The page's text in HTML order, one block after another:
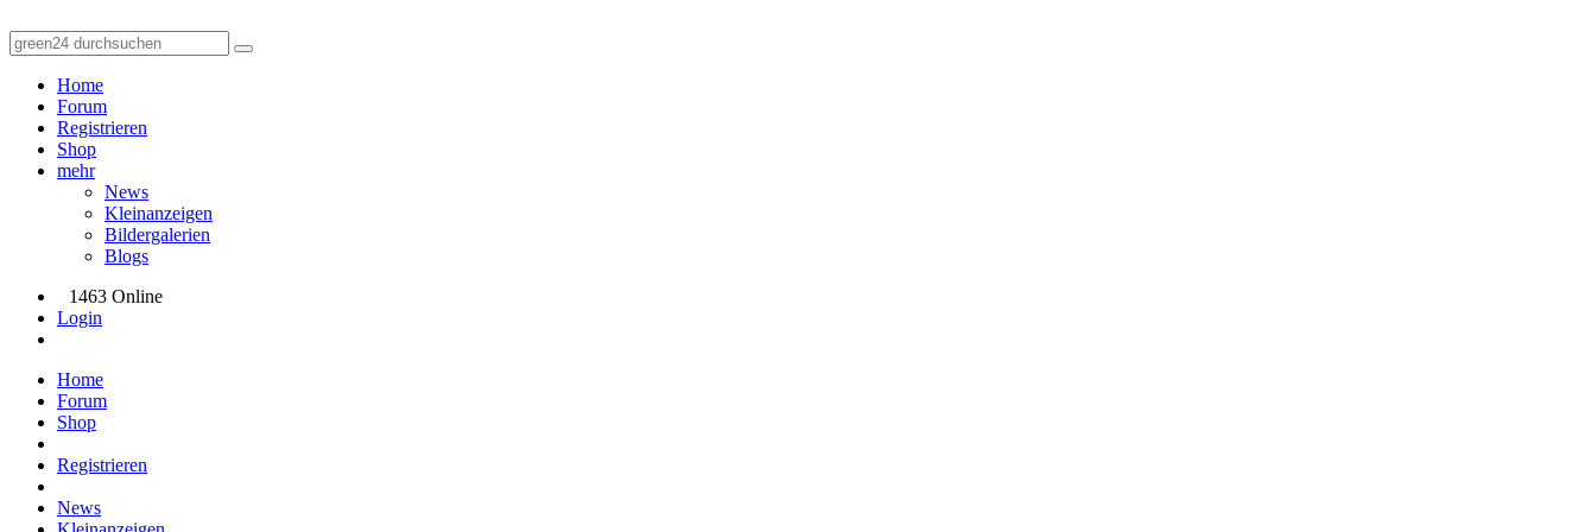
Home
Forum
Registrieren
Shop
mehr
News
Kleinanzeigen
Bildergalerien
Blogs
1463 Online
Login
Home
Forum
Shop
Registrieren
News